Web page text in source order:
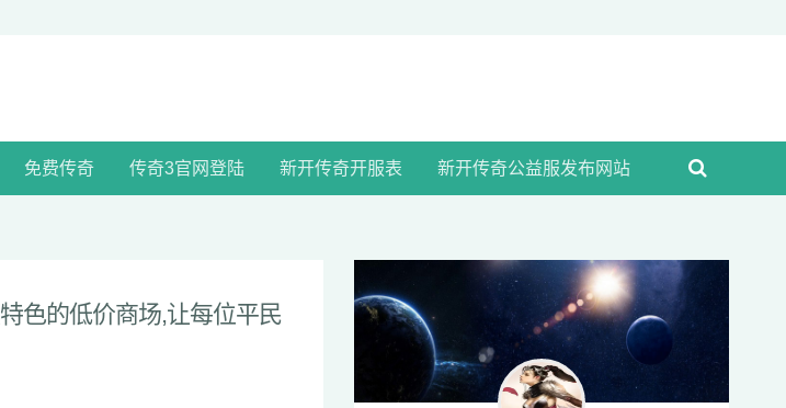
免费传奇 传奇3官网登陆 新开传奇开服表 新开传奇公益服发布网站
色的低价商场,让每位平民